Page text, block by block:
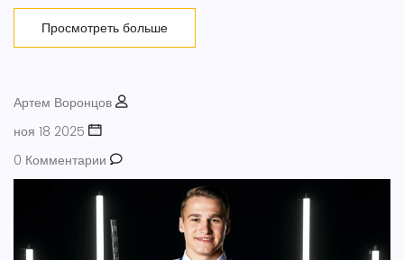
Просмотреть больше
Артем Воронцов
ноя 18 2025
0 Комментарии